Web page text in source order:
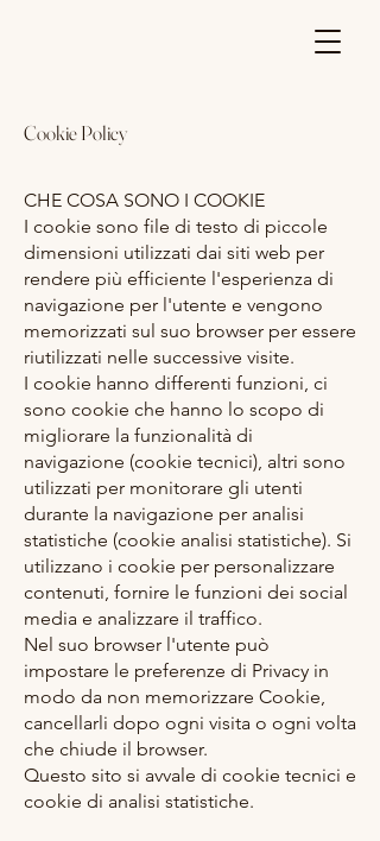
Cookie Policy
CHE COSA SONO I COOKIE
I cookie sono file di testo di piccole
dimensioni utilizzati dai siti web per
rendere più efficiente l'esperienza di
navigazione per l'utente e vengono
memorizzati sul suo browser per essere
riutilizzati nelle successive visite.
I cookie hanno differenti funzioni, ci
sono cookie che hanno lo scopo di
migliorare la funzionalità di
navigazione (cookie tecnici), altri sono
utilizzati per monitorare gli utenti
durante la navigazione per analisi
statistiche (cookie analisi statistiche). Si
utilizzano i cookie per personalizzare
contenuti, fornire le funzioni dei social
media e analizzare il traffico.
Nel suo browser l'utente può
impostare le preferenze di Privacy in
modo da non memorizzare Cookie,
cancellarli dopo ogni visita o ogni volta
che chiude il browser.
Questo sito si avvale di cookie tecnici e
cookie di analisi statistiche.